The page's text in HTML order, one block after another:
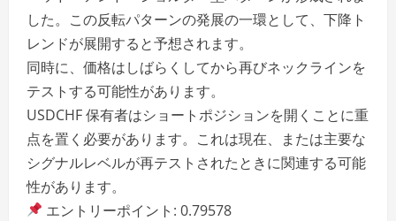
した。この反転パターンの発展の一環として、下降ト
レンドが展開すると予想されます。
同時に、価格はしばらくしてから再びネックラインを
テストする可能性があります。
USDCHF 保有者はショートポジションを開くことに重
点を置く必要があります。これは現在、または主要な
シグナルレベルが再テストされたときに関連する可能
性があります。
エントリーポイント: 0.79578